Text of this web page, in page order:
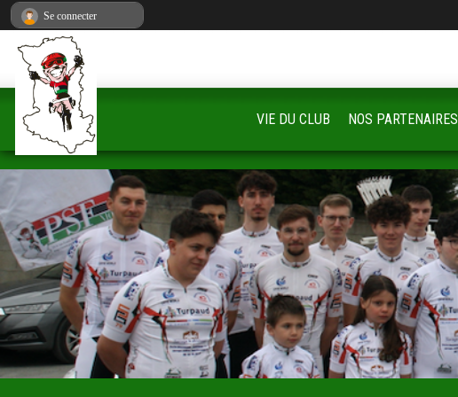
VIE DU CLUB NOS PARTENAIRES
Se connecter
Panneau de gestion des cookies